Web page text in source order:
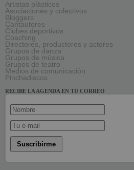
Artistas plásticos
Asociaciones y colectivos
Bloggers
Cantautores
Clubes deportivos
Coaching
Directores, productores y actores
Grupos de danza
Grupos de música
Grupos de teatro
Medios de comunicación
Pinchadiscos
RECIBE LA AGENDA EN TU CORREO
Suscribirme